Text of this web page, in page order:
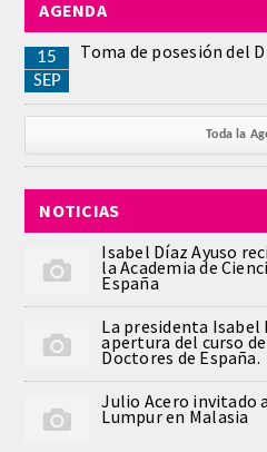
REGLAMENTO
ACADEMICOS
CIENCIAS BASICAS MEDICAS
AFINES A LA ODONTOLOGIA
HUMANIDADES Y CIENCIAS
MEDICO-JURIDICAS
PREVENCION,PROMOCION
SALUD Y GESTION NUEVAS
AGENDA
15
SEP
Toma de posesión del
Toda la
NOTICIAS
Isabel Díaz Ayuso
la Academia de
España
La presidenta Isabel
apertura del curso
Doctores de España.
Julio Acero invitado
Lumpur en Malasia